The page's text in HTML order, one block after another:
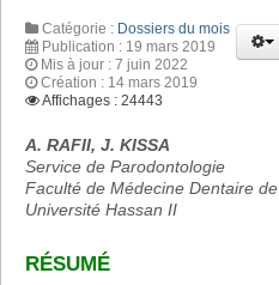
Catégorie : Dossiers du mois
Publication : 19 mars 2019
Mis à jour : 7 juin 2022
Création : 14 mars 2019
Affichages : 24443
A. RAFII, J. KISSA
Service de Parodontologie
Faculté de Médecine Dentaire
Université Hassan II
RÉSUMÉ